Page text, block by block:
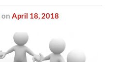
onApril 18, 2018